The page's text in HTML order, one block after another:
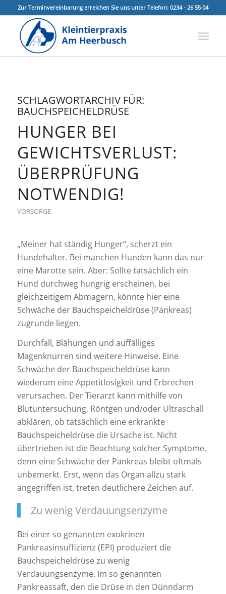
Zur Terminvereinbarung erreichen Sie uns unter Telefon: 0234 - 26 55 04
SCHLAGWORTARCHIV FÜR:
BAUCHSPEICHELDRÜSE
HUNGER BEI
GEWICHTSVERLUST:
ÜBERPRÜFUNG
NOTWENDIG!
VORSORGE
„Meiner hat ständig Hunger“, scherzt ein
Hundehalter. Bei manchen Hunden kann das nur
eine Marotte sein. Aber: Sollte tatsächlich ein
Hund durchweg hungrig erscheinen, bei
gleichzeitigem Abmagern, könnte hier eine
Schwäche der Bauchspeicheldrüse (Pankreas)
zugrunde liegen.
Durchfall, Blähungen und auffälliges
Magenknurren sind weitere Hinweise. Eine
Schwäche der Bauchspeicheldrüse kann
wiederum eine Appetitlosigkeit und Erbrechen
verursachen. Der Tierarzt kann mithilfe von
Blutuntersuchung, Röntgen und/oder Ultraschall
abklären, ob tatsächlich eine erkrankte
Bauchspeicheldrüse die Ursache ist. Nicht
übertrieben ist die Beachtung solcher Symptome,
denn eine Schwäche der Pankreas bleibt oftmals
unbemerkt. Erst, wenn das Organ allzu stark
angegriffen ist, treten deutlichere Zeichen auf.
Zu wenig Verdauungsenzyme
Bei einer so genannten exokrinen
Pankreasinsuffizienz (EPI) produziert die
Bauchspeicheldrüse zu wenig
Verdauungsenzyme. Im so genannten
Pankreassaft, den die Drüse in den Dünndarm